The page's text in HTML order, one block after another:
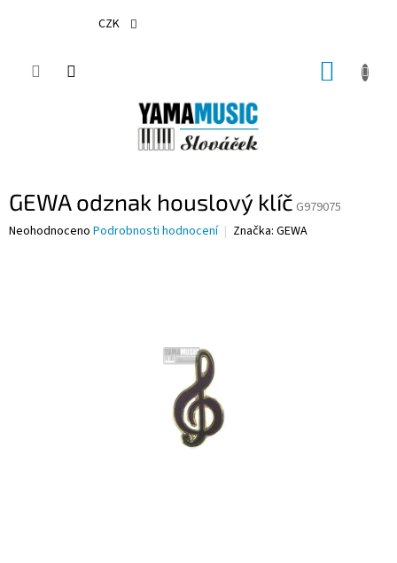
CZK
GEWA odznak houslový klíč G979075
Průměrné
Neohodnoceno Podrobnosti hodnocení Značka: GEWA